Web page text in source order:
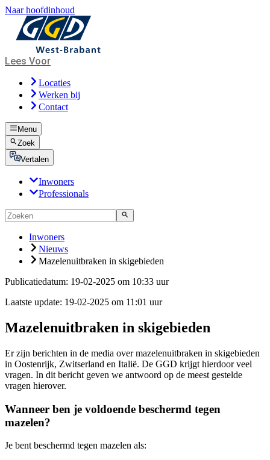
Naar hoofdinhoud
Lees Voor
Locaties
Werken bij
Contact
Menu
Zoek
Vertalen
Inwoners
Professionals
Inwoners
Nieuws
Mazelenuitbraken in skigebieden
Publicatiedatum: 19-02-2025 om 10:33 uur
Laatste update: 19-02-2025 om 11:01 uur
Mazelenuitbraken in skigebieden
Er zijn berichten in de media over mazelenuitbraken in skigebieden
in Oostenrijk, Zwitserland en Italië. De GGD krijgt hierdoor veel
vragen. In dit bericht geven we antwoord op de meest gestelde
vragen hierover.
Wanneer ben je voldoende beschermd tegen
mazelen?
Je bent beschermd tegen mazelen als: